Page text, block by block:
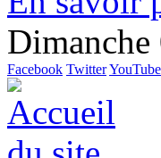
Facebook TwitterYouTube